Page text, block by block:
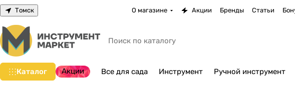
Томск О магазине Акции Бренды Статьи
Каталог Акции Все для сада Инструмент Ручной инструмент